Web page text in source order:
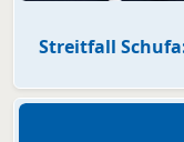
Streitfall